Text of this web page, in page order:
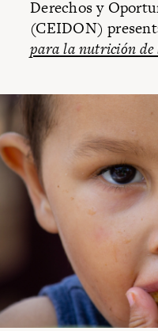
Derechos y
(CEIDON)
para la nutrición de